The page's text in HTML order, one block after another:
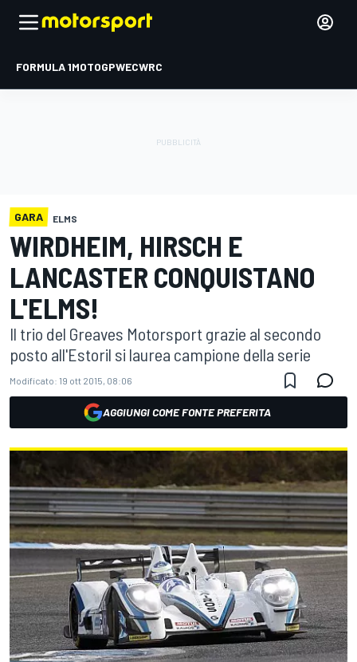
FORMULA 1MOTOGPWECWRC
GARA ELMS
WIRDHEIM, HIRSCH E
LANCASTER CONQUISTANO
L'ELMS!
Il trio del Greaves Motorsport grazie al secondo
posto all'Estoril si laurea campione della serie
Modificato: 19 ott 2015, 08:06
AGGIUNGI COME FONTE PREFERITA